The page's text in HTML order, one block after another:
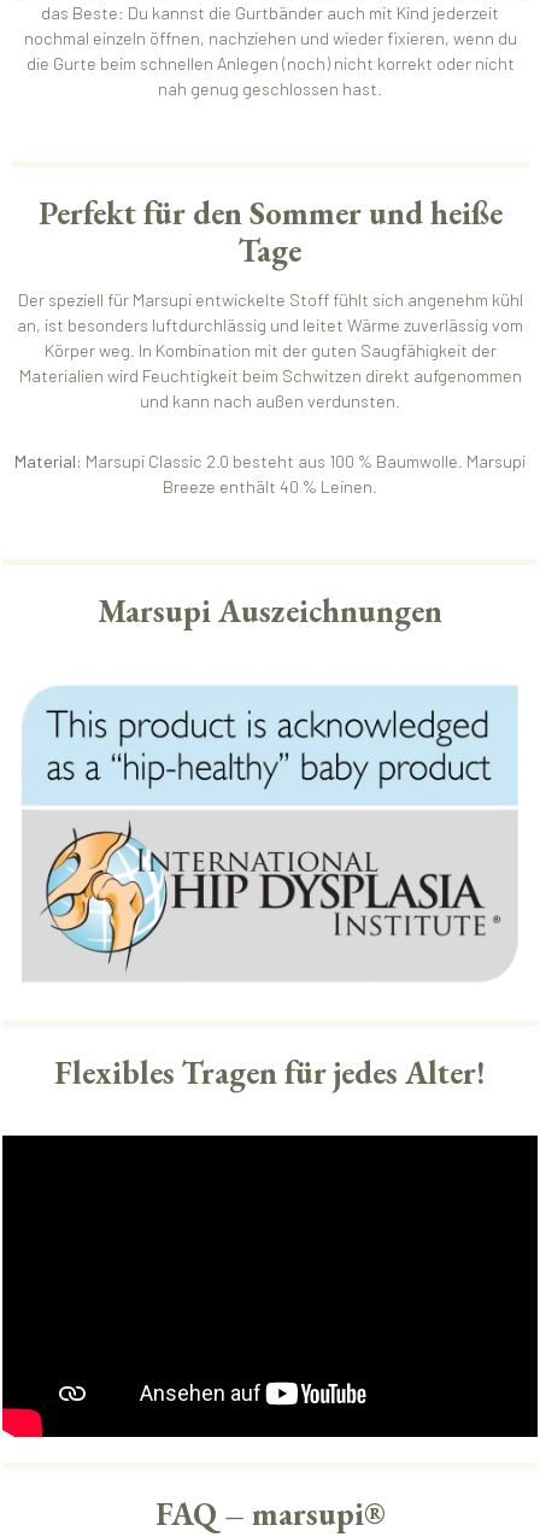
das Beste: Du kannst die Gurtbänder auch mit Kind jederzeit
nochmal einzeln öffnen, nachziehen und wieder fixieren, wenn du
die Gurte beim schnellen Anlegen (noch) nicht korrekt oder nicht
nah genug geschlossen hast.
Perfekt für den Sommer und heiße
Tage
Der speziell für Marsupi entwickelte Stoff fühlt sich angenehm kühl
an, ist besonders luftdurchlässig und leitet Wärme zuverlässig vom
Körper weg. In Kombination mit der guten Saugfähigkeit der
Materialien wird Feuchtigkeit beim Schwitzen direkt aufgenommen
und kann nach außen verdunsten.
Material: Marsupi Classic 2.0 besteht aus 100 % Baumwolle. Marsupi
Breeze enthält 40 % Leinen.
Marsupi Auszeichnungen
Flexibles Tragen für jedes Alter!
FAQ – marsupi®